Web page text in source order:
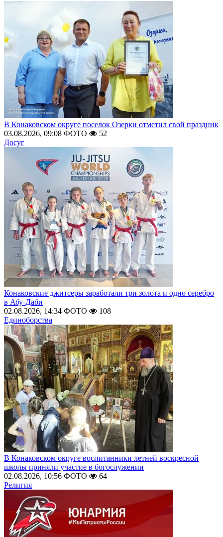
В Конаковском округе поселок Озерки отметил свой праздник
03.08.2026, 09:08 ФОТО
52
Досуг
Конаковские джитсеры заработали три золота и одно серебро
в Абу-Даби
02.08.2026, 14:34 ФОТО
108
Единоборства
В Конаковском округе воспитанники летней воскресной
школы приняли участие в богослужении
02.08.2026, 10:56 ФОТО
64
Религия